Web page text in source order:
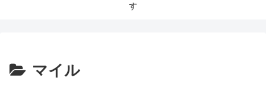
す
マイル